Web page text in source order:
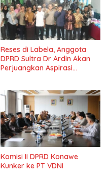
Reses di Labela, Anggota
DPRD Sultra Dr Ardin Akan
Perjuangkan Aspirasi
Komisi II DPRD Konawe
Kunker ke PT VDNI